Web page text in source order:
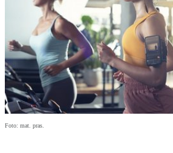
Foto: mat. pras.